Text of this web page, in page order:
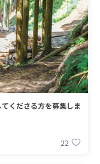
くださる方を募集しま
22